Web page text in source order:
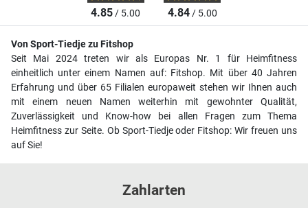
4.85/ 5.00 4.84/ 5.00
Von Sport-Tiedje zu Fitshop
Seit Mai 2024 treten wir als Europas Nr. 1 für Heimfitness
einheitlich unter einem Namen auf: Fitshop. Mit über 40 Jahren
Erfahrung und über 65 Filialen europaweit stehen wir Ihnen auch
mit einem neuen Namen weiterhin mit gewohnter Qualität,
Zuverlässigkeit und Know-how bei allen Fragen zum Thema
Heimfitness zur Seite. Ob Sport-Tiedje oder Fitshop: Wir freuen uns
auf Sie!
Zahlarten